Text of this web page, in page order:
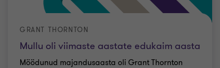
Mullu oli viimaste aastate edukaim aasta
GRANT THORNTON
Möödunud majandusaasta oli Grant Thornton